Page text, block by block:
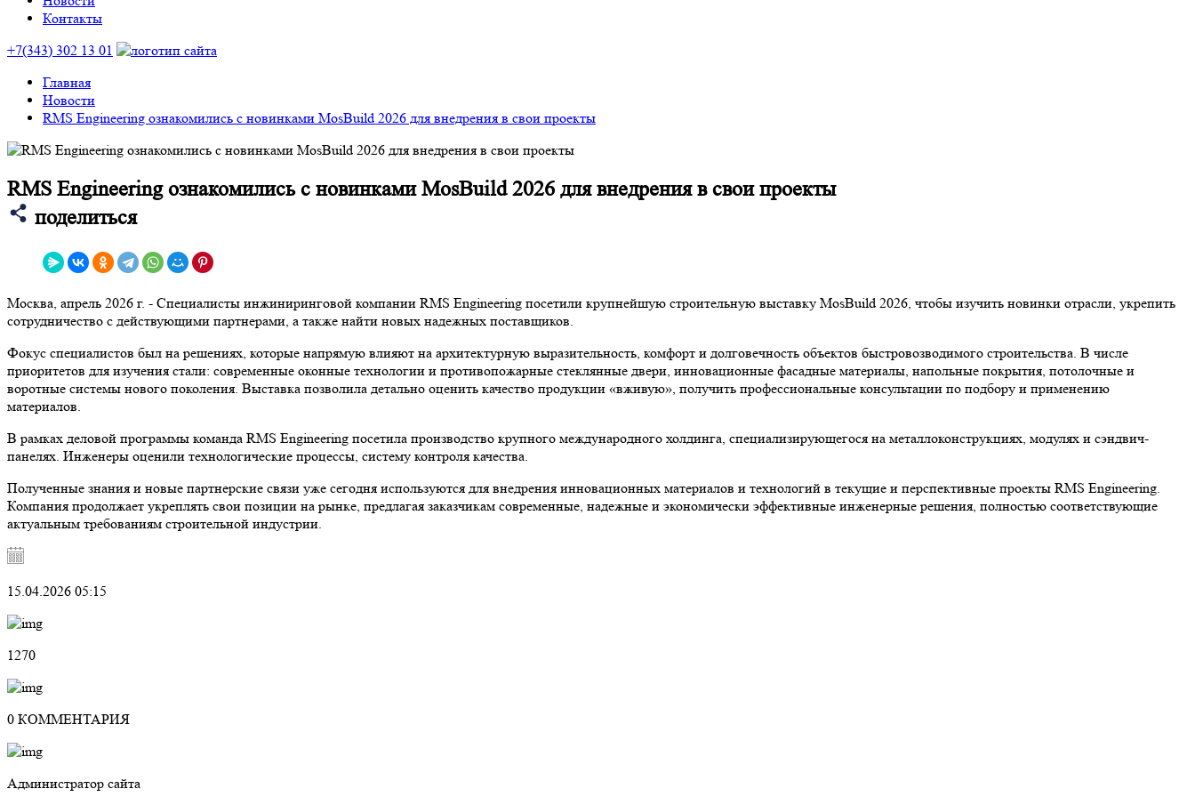
Контакты
+7(343) 302 13 01
Главная
Новости
RMS Engineering ознакомились с новинками MosBuild 2026 для внедрения в свои проекты
RMS Engineering ознакомились с новинками MosBuild 2026 для внедрения в свои проекты
поделиться
Москва, апрель 2026 г. - Специалисты инжиниринговой компании RMS Engineering посетили крупнейшую строительную выставку MosBuild 2026, чтобы изучить новинки отрасли, укрепить
сотрудничество с действующими партнерами, а также найти новых надежных поставщиков.
Фокус специалистов был на решениях, которые напрямую влияют на архитектурную выразительность, комфорт и долговечность объектов быстровозводимого строительства. В числе
приоритетов для изучения стали: современные оконные технологии и противопожарные стеклянные двери, инновационные фасадные материалы, напольные покрытия, потолочные и
воротные системы нового поколения. Выставка позволила детально оценить качество продукции «вживую», получить профессиональные консультации по подбору и применению
материалов.
В рамках деловой программы команда RMS Engineering посетила производство крупного международного холдинга, специализирующегося на металлоконструкциях, модулях и сэндвич-
панелях. Инженеры оценили технологические процессы, систему контроля качества.
Полученные знания и новые партнерские связи уже сегодня используются для внедрения инновационных материалов и технологий в текущие и перспективные проекты RMS Engineering.
Компания продолжает укреплять свои позиции на рынке, предлагая заказчикам современные, надежные и экономически эффективные инженерные решения, полностью соответствующие
актуальным требованиям строительной индустрии.
15.04.2026 05:15
1270
0 КОММЕНТАРИЯ
Администратор сайта